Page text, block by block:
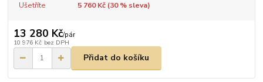
Ušetříte
5 760 Kč (30% sleva)
13 280 Kč/pár
10 976 Kč bez DPH
Přidat do košíku